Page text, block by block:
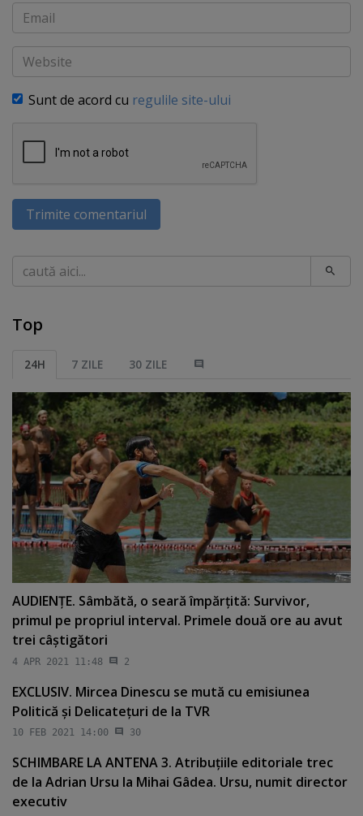
Email
Website
Sunt de acord cu regulile site-ului
Trimite comentariul
Caută
Top
24H 7 ZILE 30 ZILE
AUDIENŢE. Sâmbătă, o seară împărţită: Survivor,
primul pe propriul interval. Primele două ore au avut
trei câştigători
4 APR 2021 11:48 2
EXCLUSIV. Mircea Dinescu se mută cu emisiunea
Politică şi Delicateţuri de la TVR
10 FEB 2021 14:00 30
SCHIMBARE LA ANTENA 3. Atribuţiile editoriale trec
de la Adrian Ursu la Mihai Gâdea. Ursu, numit director
executiv